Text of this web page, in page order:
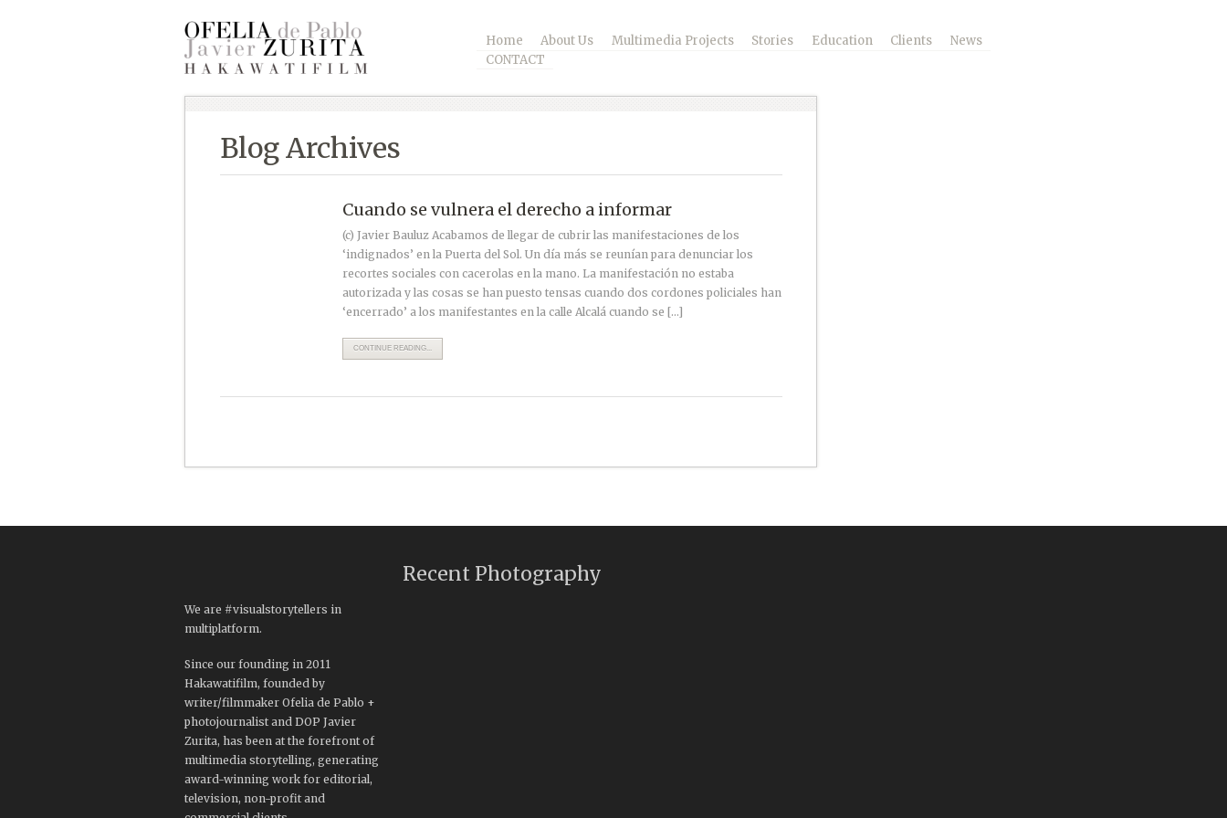
Home About Us Multimedia Projects Stories Education Clients
News
CONTACT
Blog Archives
Cuando se vulnera el derecho a informar
(c) Javier Bauluz Acabamos de llegar de cubrir las manifestaciones de los
‘indignados’ en la Puerta del Sol. Un día más se reunían para denunciar los
recortes sociales con cacerolas en la mano. La manifestación no estaba
autorizada y las cosas se han puesto tensas cuando dos cordones policiales han
‘encerrado’ a los manifestantes en la calle Alcalá cuando se […]
CONTINUE READING...
We are #visualstorytellers in
multiplatform.
Since our founding in 2011
Hakawatifilm, founded by
writer/filmmaker Ofelia de Pablo +
photojournalist and DOP Javier
Zurita, has been at the forefront of
multimedia storytelling, generating
award-winning work for editorial,
television, non-profit and
Recent Photography